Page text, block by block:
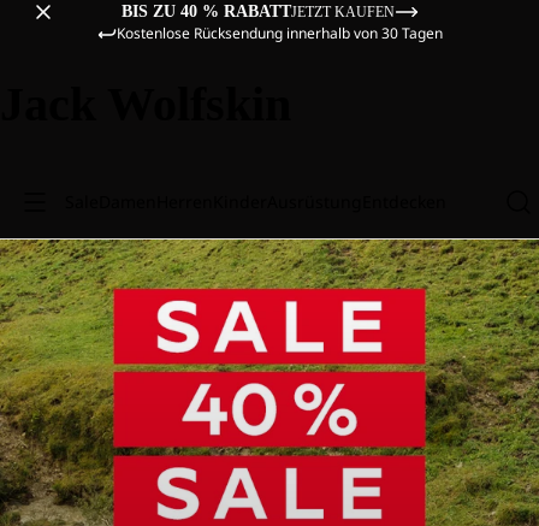
BIS ZU 40 % RABATTJETZT KAUFEN
Kostenlose Rücksendung innerhalb von 30 Tagen